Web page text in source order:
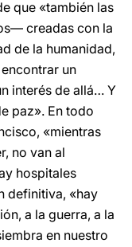
que «también las
creadas con la
de la humanidad,
un
interés de allá… Y
paz». En todo
«mientras
no van al
hospitales
definitiva, «hay
a la guerra, a la
en nuestro